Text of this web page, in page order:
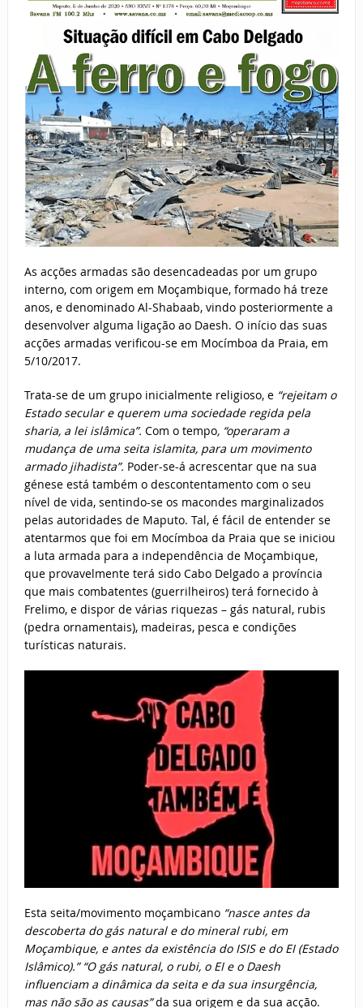
As acções armadas são desencadeadas por um grupo
interno, com origem em Moçambique, formado há treze
anos, e denominado Al-Shabaab, vindo posteriormente a
desenvolver alguma ligação ao Daesh. O início das suas
acções armadas verificou-se em Mocímboa da Praia, em
5/10/2017.
Trata-se de um grupo inicialmente religioso, e “rejeitam o
Estado secular e querem uma sociedade regida pela
sharia, a lei islâmica”. Com o tempo, “operaram a
mudança de uma seita islamita, para um movimento
armado jihadista”. Poder-se-á acrescentar que na sua
génese está também o descontentamento com o seu
nível de vida, sentindo-se os macondes marginalizados
pelas autoridades de Maputo. Tal, é fácil de entender se
atentarmos que foi em Mocímboa da Praia que se iniciou
a luta armada para a independência de Moçambique,
que provavelmente terá sido Cabo Delgado a província
que mais combatentes (guerrilheiros) terá fornecido à
Frelimo, e dispor de várias riquezas – gás natural, rubis
(pedra ornamentais), madeiras, pesca e condições
turísticas naturais.
Esta seita/movimento moçambicano “nasce antes da
descoberta do gás natural e do mineral rubi, em
Moçambique, e antes da existência do ISIS e do EI (Estado
Islâmico).” “O gás natural, o rubi, o EI e o Daesh
influenciam a dinâmica da seita e da sua insurgência,
mas não são as causas”da sua origem e da sua acção.